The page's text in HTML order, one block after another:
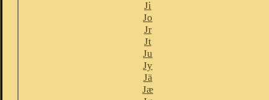
Ji
Jo
Jr
Jt
Ju
Jy
Jä
Jæ